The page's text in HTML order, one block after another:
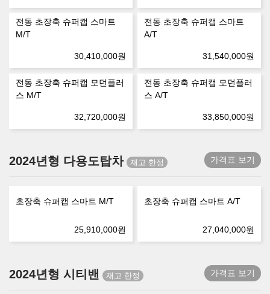
전동 초장축 슈퍼캡 스마트
M/T
30,410,000원
전동 초장축 슈퍼캡 스마트
A/T
31,540,000원
전동 초장축 슈퍼캡 모던플러
스 M/T
32,720,000원
전동 초장축 슈퍼캡 모던플러
스 A/T
33,850,000원
2024년형 다용도탑차 가격표 보기
초장축 슈퍼캡 스마트 M/T
25,910,000원
초장축 슈퍼캡 스마트 A/T
27,040,000원
2024년형 시티밴 가격표 보기